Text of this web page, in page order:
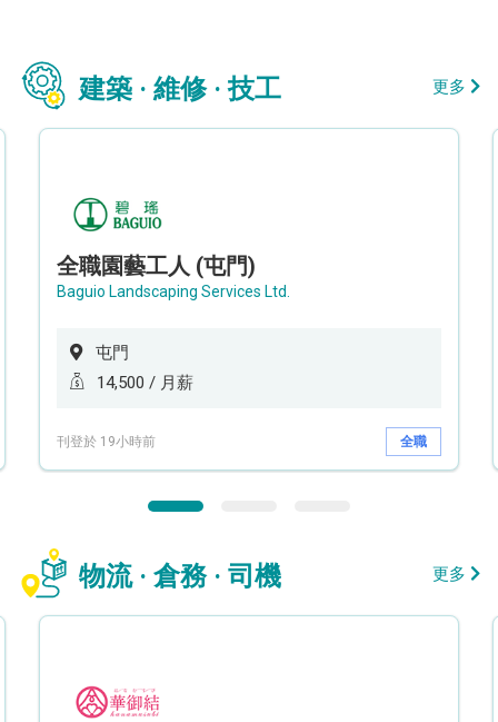
建築 · 維修 · 技工 更多
全職園藝工人 (屯門)
Baguio Landscaping Services Ltd.
屯門
14,500 / 月薪
刊登於 19小時前 全職
物流 · 倉務 · 司機 更多